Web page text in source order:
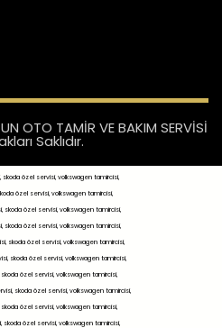
OTO TAMİR VE BAKIM SERVİSİ
Saklıdır.
özel servisi, volkswagen tamircisi,
özel servisi, volkswagen tamircisi,
skoda özel servisi, volkswagen tamircisi,
skoda özel servisi, volkswagen tamircisi,
skoda özel servisi, volkswagen tamircisi,
skoda özel servisi, volkswagen tamircisi,
özel servisi, volkswagen tamircisi,
skoda özel servisi, volkswagen tamircisi,
özel servisi, volkswagen tamircisi,
özel servisi, volkswagen tamircisi,